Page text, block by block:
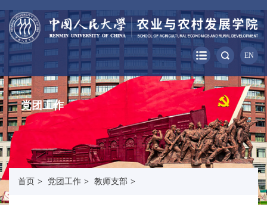
EN
党团工作
首页 > 党团工作 > 教师支部 >